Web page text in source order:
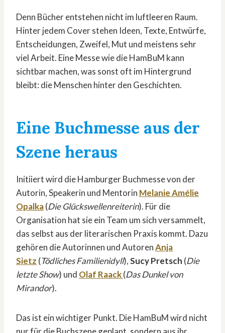
Denn Bücher entstehen nicht im luftleeren Raum.
Hinter jedem Cover stehen Ideen, Texte, Entwürfe,
Entscheidungen, Zweifel, Mut und meistens sehr
viel Arbeit. Eine Messe wie die HamBuM kann
sichtbar machen, was sonst oft im Hintergrund
bleibt: die Menschen hinter den Geschichten.
Eine Buchmesse aus der
Szene heraus
Initiiert wird die Hamburger Buchmesse von der
Autorin, Speakerin und Mentorin Melanie Amélie
Opalka(Die Glückswellenreiterin). Für die
Organisation hat sie ein Team um sich versammelt,
das selbst aus der literarischen Praxis kommt. Dazu
gehören die Autorinnen und AutorenAnja
Sietz (Tödliches Familienidyll),Sucy Pretsch (Die
letzte Show) und Olaf Raack(Das Dunkel von
Mirandor).
Das ist ein wichtiger Punkt. Die HamBuM wird nicht